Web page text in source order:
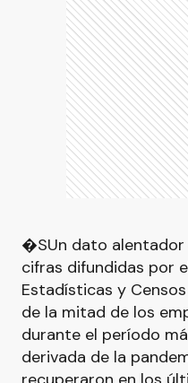
�SUn dato alentador
cifras difundidas por
Estadísticas y
de la mitad de los
durante el período
derivada de la